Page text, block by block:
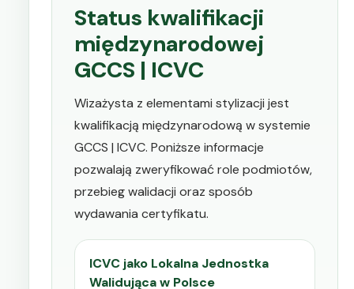
Status kwalifikacji
międzynarodowej
GCCS | ICVC
Wizażysta z elementami stylizacji jest
kwalifikacją międzynarodową w systemie
GCCS | ICVC. Poniższe informacje
pozwalają zweryfikować role podmiotów,
przebieg walidacji oraz sposób
wydawania certyfikatu.
ICVC jako Lokalna Jednostka
Walidująca w Polsce